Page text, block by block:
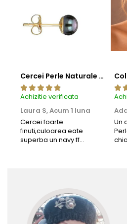
Cercei Perle Naturale Negre 5-6 mm, Buton AAA, Aur 14K (aur 585), Tip Șurub | KASKADDA®
Achizitie verificata
Laura S,Acum 1 luna
Cercei foarte
finuti,culoarea eate
superba un navy ff
Un